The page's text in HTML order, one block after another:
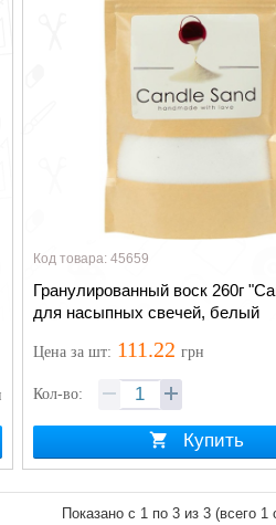
Код товара: 45659
Гранулированный воск 260г
для насыпных свечей, белый
Ценаза шт: 111.22 грн
Кол-во:
Купить
Показано с 1 по 3 из 3 (всего 1